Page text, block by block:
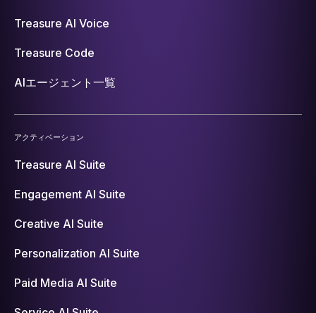
Treasure AI Voice
Treasure Code
AIエージェント一覧
アクティベーション
Treasure AI Suite
Engagement AI Suite
Creative AI Suite
Personalization AI Suite
Paid Media AI Suite